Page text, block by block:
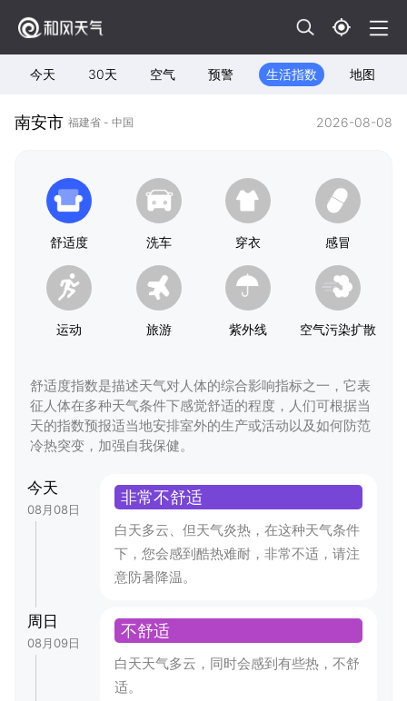
今天 30天 空气 预警 生活指数 地图
南安市 福建省 - 中国 2026-08-08
舒适度 洗车 穿衣 感冒
运动 旅游 紫外线 空气污染扩散
舒适度指数是描述天气对人体的综合影响指标之一，它表
征人体在多种天气条件下感觉舒适的程度，人们可根据当
天的指数预报适当地安排室外的生产或活动以及如何防范
冷热突变，加强自我保健。
今天
08月08日
非常不舒适
白天多云、但天气炎热，在这种天气条件
下，您会感到酷热难耐，非常不适，请注
意防暑降温。
周日
08月09日
不舒适
白天天气多云，同时会感到有些热，不舒
适。